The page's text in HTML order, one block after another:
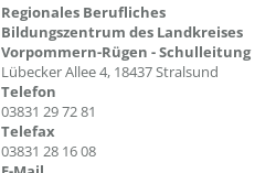
Regionales Berufliches
Bildungszentrum des Landkreises
Vorpommern-Rügen - Schulleitung
Lübecker Allee 4, 18437 Stralsund
Telefon
03831 29 72 81
Telefax
03831 28 16 08